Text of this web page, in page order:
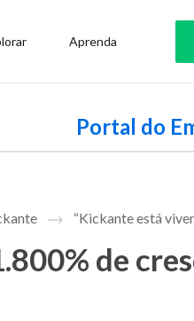
Aprenda
Portal do
“Kickante está
de